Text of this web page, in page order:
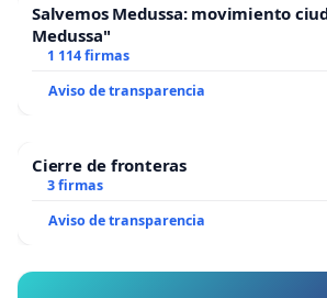
Salvemos Medussa: movimiento
Medussa"
1 114 firmas
Aviso de transparencia
Cierre de fronteras
3 firmas
Aviso de transparencia